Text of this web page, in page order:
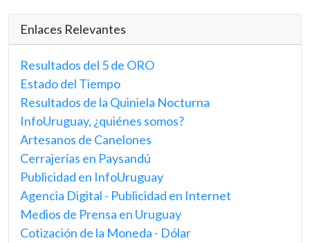
Enlaces Relevantes
Resultados del 5 de ORO
Estado del Tiempo
Resultados de la Quiniela Nocturna
InfoUruguay, ¿quiénes somos?
Artesanos de Canelones
Cerrajerías en Paysandú
Publicidad en InfoUruguay
Agencia Digital - Publicidad en Internet
Medios de Prensa en Uruguay
Cotización de la Moneda - Dólar